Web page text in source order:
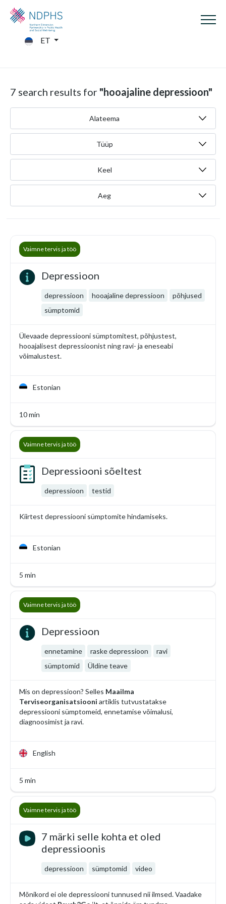
ET
7 search results for "hooajaline depressioon"
Alateema
Tüüp
Keel
Aeg
Depressioon
depressioon hooajaline depressioon
põhjused
sümptomid
Ülevaade depressiooni sümptomitest, põhjustest,
hooajalisest depressioonist ning ravi- ja eneseabi
võimalustest.
Estonian
10 min
Vaimne tervis ja töö
Depressiooni sõeltest
depressioon testid
Kiirtest depressiooni sümptomite hindamiseks.
Estonian
5 min
Vaimne tervis ja töö
Depressioon
ennetamine raske depressioon
ravi
sümptomid
Üldine teave
Mis on depressioon? Selles Maailma
Terviseorganisatsiooni artiklis tutvustatakse
depressiooni sümptomeid, ennetamise võimalusi,
diagnoosimist ja ravi.
English
5 min
Vaimne tervis ja töö
7 märki selle kohta et oled
depressioonis
depressioon sümptomid video
Mõnikord ei ole depressiooni tunnused nii ilmsed. Vaadake
Vaimne tervis ja töö